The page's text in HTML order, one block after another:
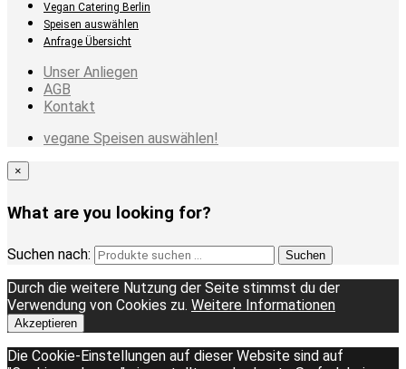
Vegan Catering Berlin
Speisen auswählen
Anfrage Übersicht
Unser Anliegen
AGB
Kontakt
vegane Speisen auswählen!
×
What are you looking for?
Suchen nach: Suchen
Durch die weitere Nutzung der Seite stimmst du der
Verwendung von Cookies zu. Weitere Informationen
Akzeptieren
Die Cookie-Einstellungen auf dieser Website sind auf